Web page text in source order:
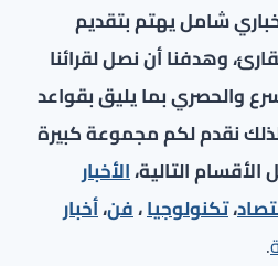
شامل يهتم بتقديم
وهدفنا أن نصل لقرائنا
والحصري بما يليق بقواعد
نقدم لكم مجموعة كبيرة
الأقسام التالية،الأخبار
،تكنولوجيا،فن،أخبار
.